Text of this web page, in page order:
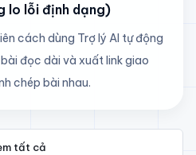
lo lỗi định dạng)
cách dùng Trợ lý AI tự động
đọc dài và xuất link giao
chép bài nhau.
tất cả